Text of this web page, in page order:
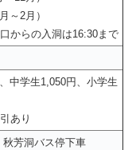
～2月）
からの入洞は16:30まで
中学生1,050円、小学生
あり
芳洞バス停下車